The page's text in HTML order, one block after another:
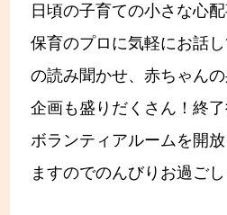
日頃の子育ての小さな心
保育のプロに気軽にお話
の読み聞かせ、赤ちゃん
企画も盛りだくさん！終
ボランティアルームを開
ますのでのんびりお過ご